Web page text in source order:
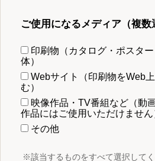
ご使用になるメディア（複数
印刷物（カタログ・ポスタ
体）
Webサイト（印刷物をWeb
む）
映像作品・TV番組など（動
作品にはご使用いただけません
その他
※該当するものをすべて選択して